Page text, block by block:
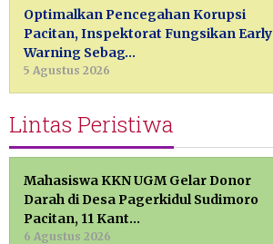
Optimalkan Pencegahan Korupsi
Pacitan, Inspektorat Fungsikan Early
Warning Sebag…
5 Agustus 2026
Lintas Peristiwa
Mahasiswa KKN UGM Gelar Donor
Darah di Desa Pagerkidul Sudimoro
Pacitan, 11 Kant…
6 Agustus 2026